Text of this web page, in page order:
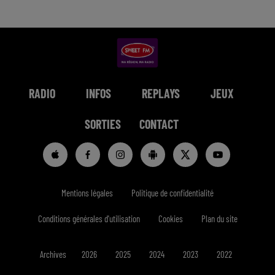
RADIO INFOS REPLAYS JEUX
SORTIES CONTACT
Mentions légales Politique de confidentialité
Conditions générales d'utilisation Cookies Plan du site
Archives 2026 2025 2024 2023 2022